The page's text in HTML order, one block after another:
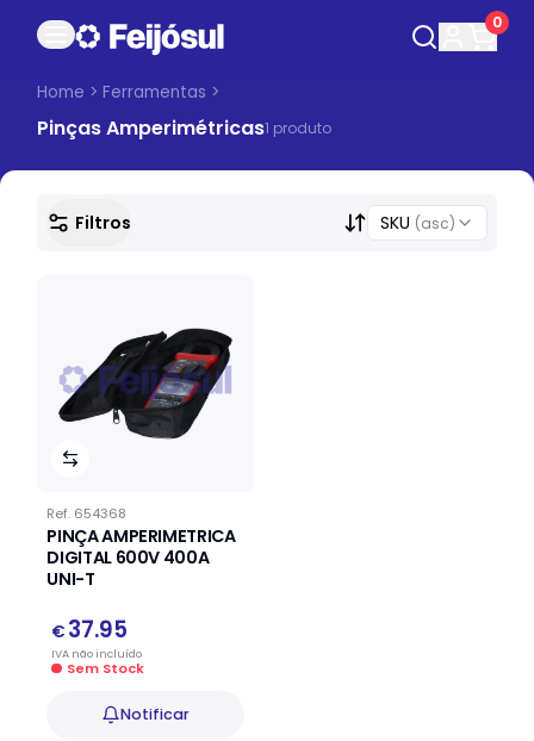
0
Home >Ferramentas >
Pinças Amperimétricas1 produto
Filtros SKU (asc)
Ref. 654368
PINÇA AMPERIMETRICA
DIGITAL 600V 400A
UNI-T
€ 37.95
IVA nãoincluído
Sem Stock
Notificar